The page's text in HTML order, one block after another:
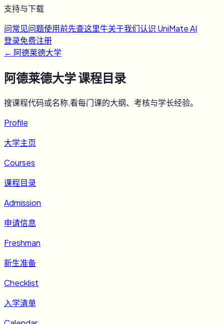
支持与下载
问常见问题使用前先查这里牛关于我们认识 UniMate AI
登录免费注册
← 阿德莱德大学
阿德莱德大学课程目录
搜课程代码或名称,看每门课的大纲、考核与学长经验。
Profile
大学主页
Courses
课程目录
Admission
申请信息
Freshman
新生准备
Checklist
入学清单